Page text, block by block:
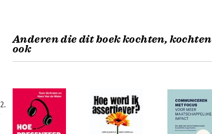
Anderen die dit boek kochten, kochten
ook